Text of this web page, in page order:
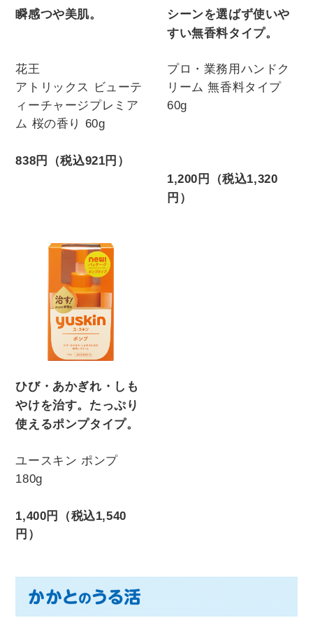
瞬感つや美肌。
花王
アトリックス ビューテ
ィーチャージプレミア
ム 桜の香り 60g
838円（税込921円）
シーンを選ばず使いや
すい無香料タイプ。
プロ・業務用ハンドク
リーム 無香料タイプ
60g
1,200円（税込1,320
円）
ひび・あかぎれ・しも
やけを治す。たっぷり
使えるポンプタイプ。
ユースキン ポンプ
180g
1,400円（税込1,540
円）